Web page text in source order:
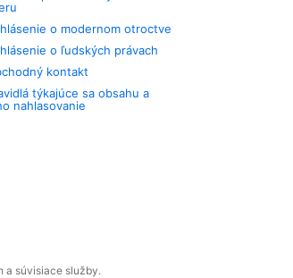
o modernom otroctve
o ľudských právach
kontakt
týkajúce sa obsahu a
nahlasovanie
a súvisiace služby.